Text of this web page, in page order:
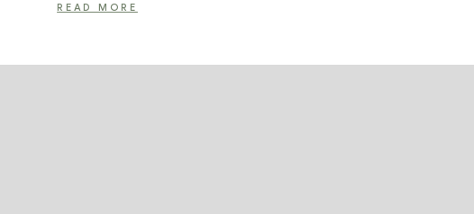
READ MORE